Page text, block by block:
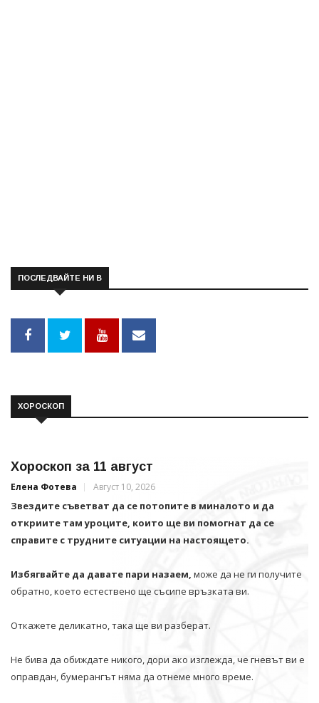
ПОСЛЕДВАЙТЕ НИ В
ХОРОСКОП
Хороскоп за 11 август
Елена Фотева Август 10, 2026
Звездите съветват да се потопите в миналото и да
откриите там уроците, които ще ви помогнат да се
справите с трудните ситуации на настоящето.
Избягвайте да давате пари назаем, може да не ги получите
обратно, което естествено ще съсипе връзката ви.
Откажете деликатно, така ще ви разберат.
Не бива да обиждате никого, дори ако изглежда, че гневът ви е
оправдан, бумерангът няма да отнеме много време.